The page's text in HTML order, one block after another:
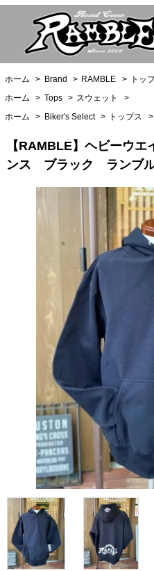
ホーム > Brand > RAMBLE > トッ
ホーム
> Tops > スウェット
>
ホーム
> Biker's Select > トップス >
【RAMBLE】ヘビーウ
ンス ブラック ランブ